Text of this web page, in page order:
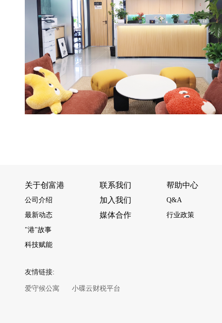
关于创富港
公司介绍
最新动态
"港"故事
科技赋能
联系我们
加入我们
媒体合作
帮助中心
Q&A
行业政策
友情链接:
爱守候公寓 小碟云财税平台